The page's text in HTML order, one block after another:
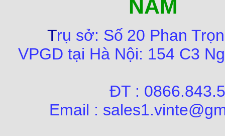
NAM
Trụ sở: Số 20 Phan
VPGD tại Hà Nội: 154 C3
ĐT :
Email :